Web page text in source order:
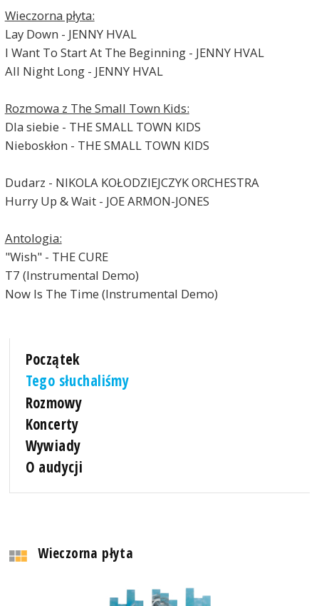
Wieczorna płyta:
Lay Down - JENNY HVAL
I Want To Start At The Beginning - JENNY HVAL
All Night Long - JENNY HVAL
Rozmowa z The Small Town Kids:
Dla siebie - THE SMALL TOWN KIDS
Nieboskłon - THE SMALL TOWN KIDS
Dudarz - NIKOLA KOŁODZIEJCZYK ORCHESTRA
Hurry Up & Wait - JOE ARMON-JONES
Antologia:
"Wish" - THE CURE
T7 (Instrumental Demo)
Now Is The Time (Instrumental Demo)
Początek
Tego słuchaliśmy
Rozmowy
Koncerty
Wywiady
O audycji
Wieczorna płyta